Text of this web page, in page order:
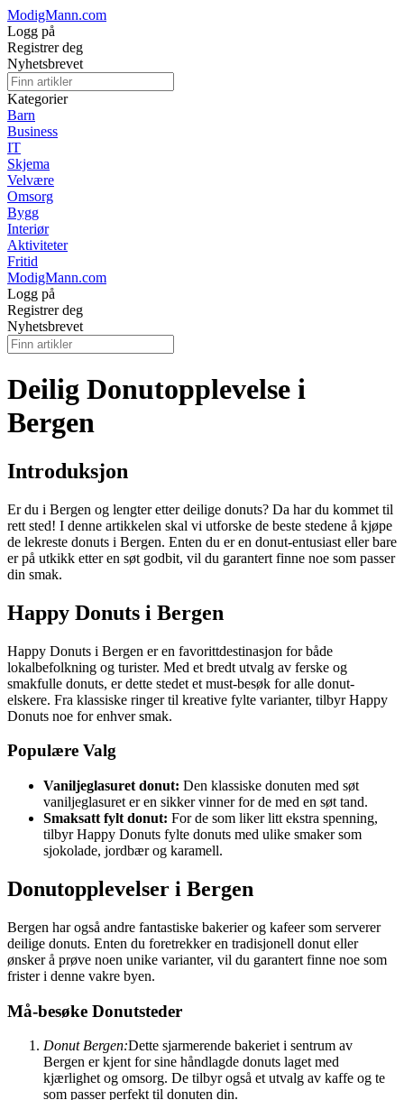
ModigMann.com
Logg på
Registrer deg
Nyhetsbrevet
Kategorier
Barn
Business
IT
Skjema
Velvære
Omsorg
Bygg
Interiør
Aktiviteter
Fritid
ModigMann.com
Logg på
Registrer deg
Nyhetsbrevet
Deilig Donutopplevelse i
Bergen
Introduksjon
Er du i Bergen og lengter etter deilige donuts? Da har du kommet til
rett sted! I denne artikkelen skal vi utforske de beste stedene å kjøpe
de lekreste donuts i Bergen. Enten du er en donut-entusiast eller bare
er på utkikk etter en søt godbit, vil du garantert finne noe som passer
din smak.
Happy Donuts i Bergen
Happy Donuts i Bergen er en favorittdestinasjon for både
lokalbefolkning og turister. Med et bredt utvalg av ferske og
smakfulle donuts, er dette stedet et must-besøk for alle donut-
elskere. Fra klassiske ringer til kreative fylte varianter, tilbyr Happy
Donuts noe for enhver smak.
Populære Valg
Vaniljeglasuret donut: Den klassiske donuten med søt
vaniljeglasuret er en sikker vinner for de med en søt tand.
Smaksatt fylt donut: For de som liker litt ekstra spenning,
tilbyr Happy Donuts fylte donuts med ulike smaker som
sjokolade, jordbær og karamell.
Donutopplevelser i Bergen
Bergen har også andre fantastiske bakerier og kafeer som serverer
deilige donuts. Enten du foretrekker en tradisjonell donut eller
ønsker å prøve noen unike varianter, vil du garantert finne noe som
frister i denne vakre byen.
Må-besøke Donutsteder
Donut Bergen:Dette sjarmerende bakeriet i sentrum av
Bergen er kjent for sine håndlagde donuts laget med
kjærlighet og omsorg. De tilbyr også et utvalg av kaffe og te
som passer perfekt til donuten din.